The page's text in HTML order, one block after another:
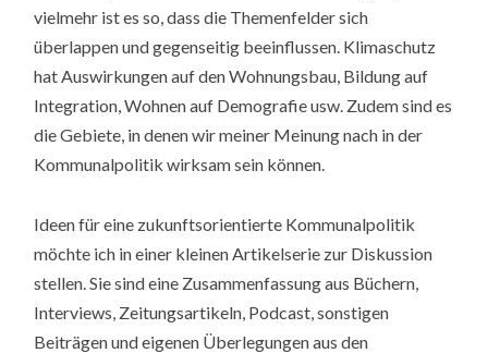
vielmehr ist es so, dass die Themenfelder sich
überlappen und gegenseitig beeinflussen. Klimaschutz
hat Auswirkungen auf den Wohnungsbau, Bildung auf
Integration, Wohnen auf Demografie usw. Zudem sind es
die Gebiete, in denen wir meiner Meinung nach in der
Kommunalpolitik wirksam sein können.
Ideen für eine zukunftsorientierte Kommunalpolitik
möchte ich in einer kleinen Artikelserie zur Diskussion
stellen. Sie sind eine Zusammenfassung aus Büchern,
Interviews, Zeitungsartikeln, Podcast, sonstigen
Beiträgen und eigenen Überlegungen aus den